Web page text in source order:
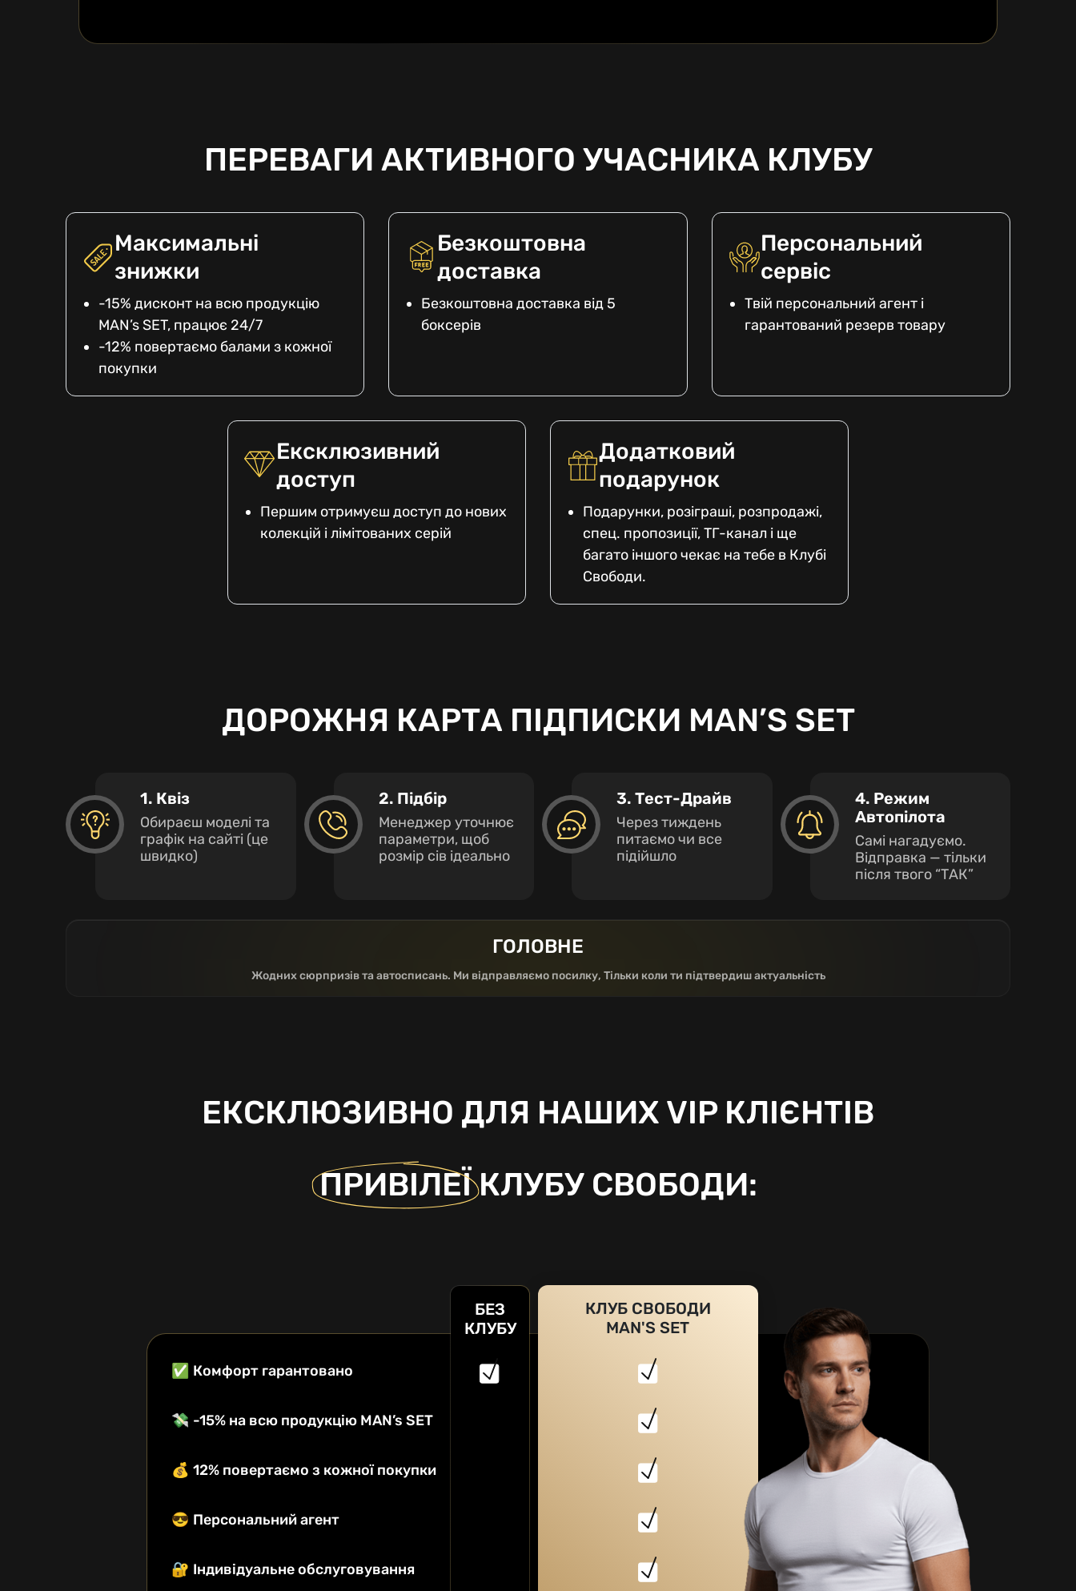
ПЕРЕВАГИ АКТИВНОГО УЧАСНИКА КЛУБУ
Максимальні
знижки
-15% дисконт на всю продукцію
MAN’s SET, працює 24/7
-12% повертаємо балами з кожної
покупки
Безкоштовна
доставка
Безкоштовна доставка від 5
боксерів
Персональний
сервіс
Твій персональний агент і
гарантований резерв товару
Ексклюзивний
доступ
Першим отримуєш доступ до нових
колекцій і лімітованих серій
Додатковий
подарунок
Подарунки, розіграші, розпродажі,
спец. пропозиції, ТГ-канал і ще
багато іншого чекає на тебе в Клубі
Свободи.
ДОРОЖНЯ КАРТА ПІДПИСКИ MAN’S SET
1. Квіз
Обираєш моделі та
графік на сайті (це
швидко)
2. Підбір
Менеджер уточнює
параметри, щоб
розмір сів ідеально
3. Тест-Драйв
Через тиждень
питаємо чи все
підійшло
4. Режим
Автопілота
Самі нагадуємо.
Відправка — тільки
після твого “ТАК”
ГОЛОВНЕ
Жодних сюрпризів та автосписань. Ми відправляємо посилку, Тільки коли ти підтвердиш актуальність
ЕКСКЛЮЗИВНО ДЛЯ НАШИХ VIP КЛІЄНТІВ
ПРИВІЛЕЇКЛУБУ СВОБОДИ:
✅ Комфорт гарантовано
💸 -15% на всю продукцію MAN’s SET
💰 12% повертаємо з кожної покупки
😎 Персональний агент
🔐 Індивідуальне обслуговування
БЕЗ
КЛУБУ
КЛУБ СВОБОДИ
MAN'S SET